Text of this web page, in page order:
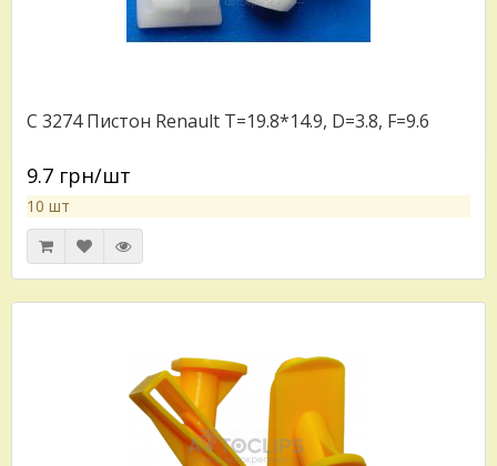
C 3274 Пистон Renault T=19.8*14.9, D=3.8, F=9.6
9.7 грн/шт
10 шт